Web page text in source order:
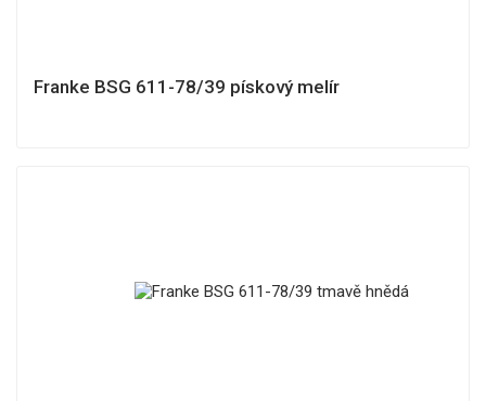
Franke BSG 611-78/39 pískový melír